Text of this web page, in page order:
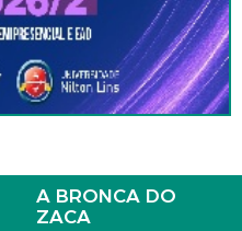
A BRONCA DO
ZACA